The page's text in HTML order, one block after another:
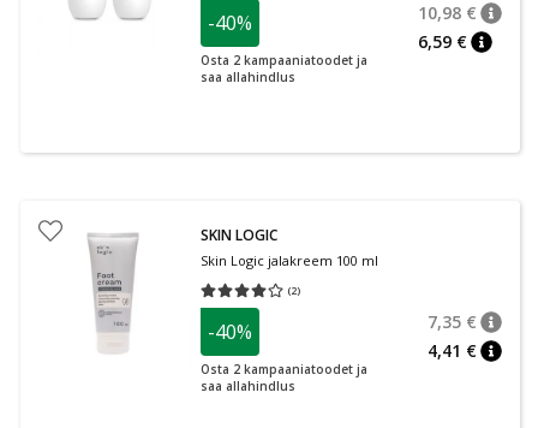
-40%
Osta 2 kampaaniatoodet ja
saa allahindlus
10,98 €
6,59 €
SKIN LOGIC
Skin Logic jalakreem 100 ml
(2)
Keskmine hinnang 4.00
-40%
Osta 2 kampaaniatoodet ja
saa allahindlus
7,35 €
4,41 €